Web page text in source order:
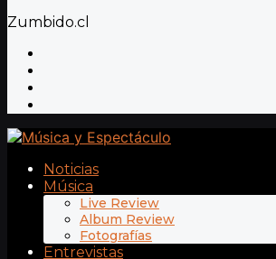
Zumbido.cl
Noticias
Música
Live Review
Album Review
Fotografías
Entrevistas